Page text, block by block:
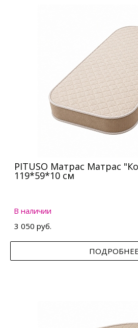
PITUSO Матрас Матрас
119*59*10 см
В наличии
3 050 руб.
ПОДРОБНЕЕ